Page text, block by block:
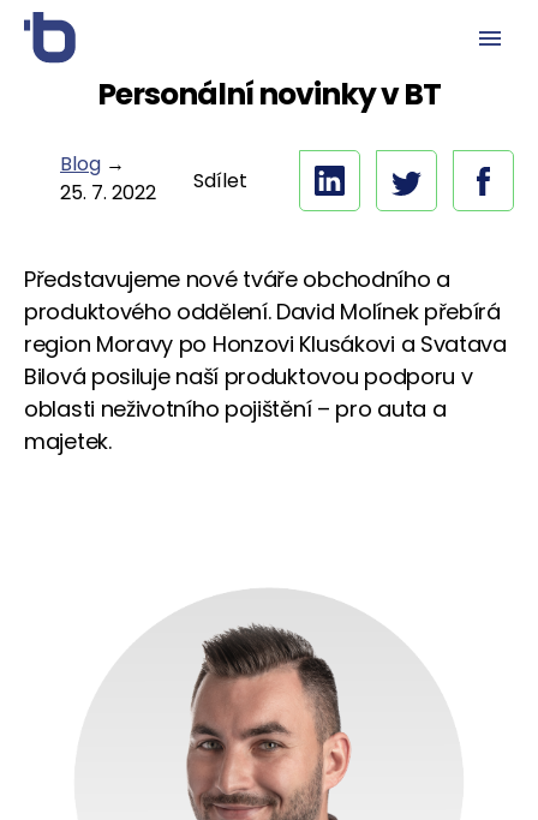
Personální novinky v BT
Blog →
25. 7. 2022
Sdílet
Představujeme nové tváře obchodního a
produktového oddělení. David Molínek přebírá
region Moravy po Honzovi Klusákovi a Svatava
Bilová posiluje naší produktovou podporu v
oblasti neživotního pojištění – pro auta a
majetek.